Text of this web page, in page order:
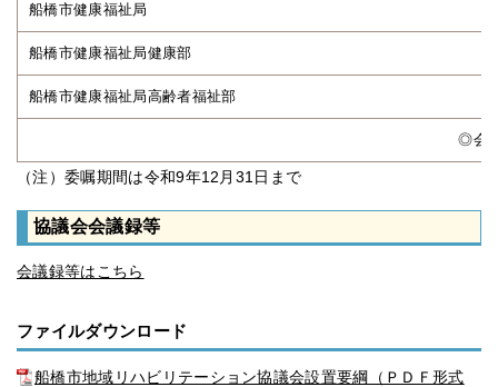
船橋市健康福祉局
船橋市健康福祉局健康部
船橋市健康福祉局高齢者福祉部
◎会長 〇副
（注）委嘱期間は令和9年12月31日まで
協議会会議録等
会議録等はこちら
ファイルダウンロード
船橋市地域リハビリテーション協議会設置要綱（ＰＤＦ形式